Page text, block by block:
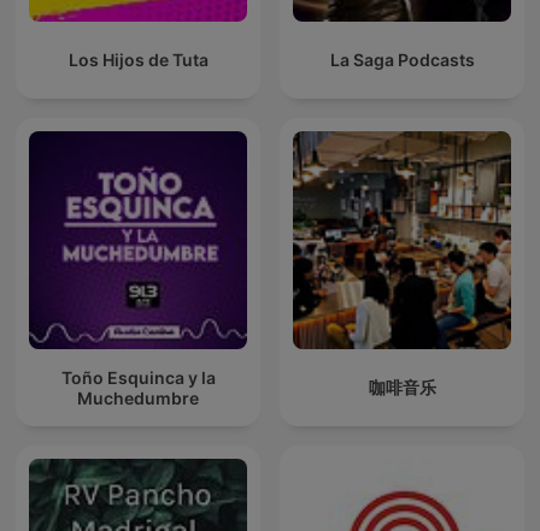
Los Hijos de Tuta La Saga Podcasts
Toño Esquinca y la
Muchedumbre
咖啡音乐